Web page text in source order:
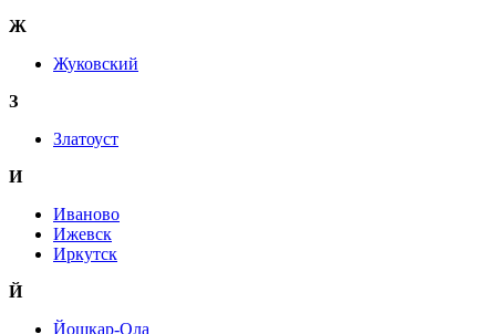
Ж
Жуковский
З
Златоуст
И
Иваново
Ижевск
Иркутск
Й
Йошкар-Ола